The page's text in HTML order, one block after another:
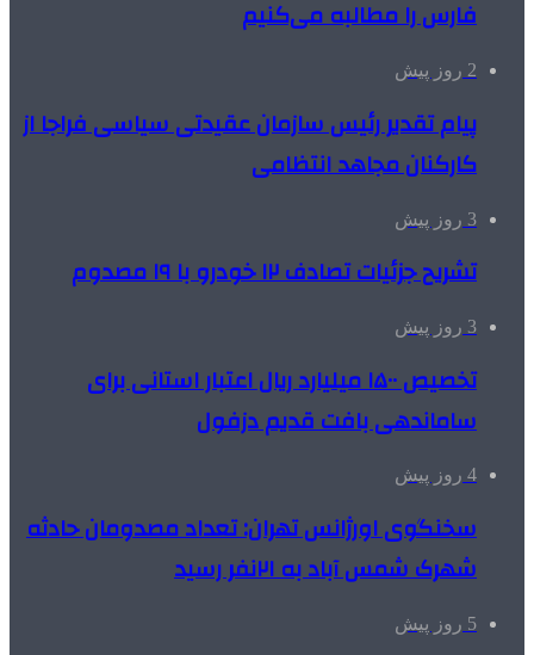
فارس را مطالبه‌ می‌کنیم
2 روز پیش
پیام تقدیر رئیس سازمان عقیدتی سیاسی فراجا از
کارکنان مجاهد انتظامی
3 روز پیش
تشریح جزئیات تصادف ۱۲ خودرو با ۱۹ مصدوم
3 روز پیش
تخصیص ۱۵۰۰ میلیارد ریال اعتبار استانی برای
ساماندهی بافت قدیم دزفول
4 روز پیش
سخنگوی اورژانس تهران: تعداد مصدومان حادثه
شهرک شمس آباد به ۲۱نفر رسید
5 روز پیش